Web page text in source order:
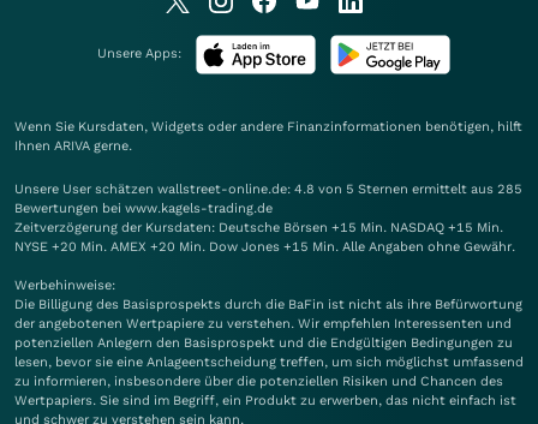
Unsere Apps:
Wenn Sie Kursdaten, Widgets oder andere Finanzinformationen benötigen, hilft
Ihnen ARIVA gerne.
Unsere User schätzen wallstreet-online.de: 4.8 von 5 Sternen ermittelt aus 285
Bewertungen bei www.kagels-trading.de
Zeitverzögerung der Kursdaten: Deutsche Börsen +15 Min. NASDAQ +15 Min.
NYSE +20 Min. AMEX +20 Min. Dow Jones +15 Min. Alle Angaben ohne Gewähr.
Werbehinweise:
Die Billigung des Basisprospekts durch die BaFin ist nicht als ihre Befürwortung
der angebotenen Wertpapiere zu verstehen. Wir empfehlen Interessenten und
potenziellen Anlegern den Basisprospekt und die Endgültigen Bedingungen zu
lesen, bevor sie eine Anlageentscheidung treffen, um sich möglichst umfassend
zu informieren, insbesondere über die potenziellen Risiken und Chancen des
Wertpapiers. Sie sind im Begriff, ein Produkt zu erwerben, das nicht einfach ist
und schwer zu verstehen sein kann.